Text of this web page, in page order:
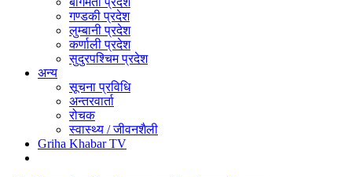
गण्डकी प्रदेश
लुम्बानी प्रदेश
कर्णाली प्रदेश
सुदुरपश्चिम प्रदेश
अन्य
सूचना प्रविधि
अन्तरवार्ता
रोचक
स्वास्थ्य / जीवनशैली
Griha Khabar TV